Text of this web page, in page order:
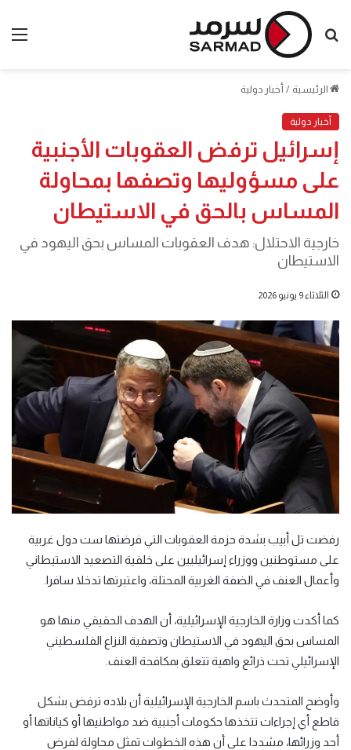
بحث
الرئيسية / أخبار دولية
أخبار دولية
إسرائيل ترفض العقوبات الأجنبية
على مسؤوليها وتصفها بمحاولة
المساس بالحق في الاستيطان
خارجية الاحتلال: هدف العقوبات المساس بحق اليهود في
الاستيطان
الثلاثاء 9 يونيو 2026
رفضت تل أبيب بشدة حزمة العقوبات التي فرضتها ست دول غربية
على مستوطنين ووزراء إسرائيليين على خلفية التصعيد الاستيطاني
وأعمال العنف في الضفة الغربية المحتلة، واعتبرتها تدخلا سافرا.
كما أكدت وزارة الخارجية الإسرائيلية، أن الهدف الحقيقي منها هو
المساس بحق اليهود في الاستيطان وتصفية النزاع الفلسطيني
الإسرائيلي تحت ذرائع واهية تتعلق بمكافحة العنف.
وأوضح المتحدث باسم الخارجية الإسرائيلية أن بلاده ترفض بشكل
قاطع أي إجراءات تتخذها حكومات أجنبية ضد مواطنيها أو كياناتها أو
أحد وزرائها، مشددا على أن هذه الخطوات تمثل محاولة لفرض